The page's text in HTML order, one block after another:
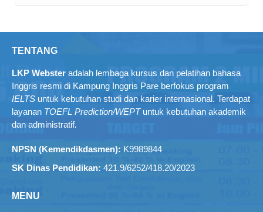
TENTANG
LKP Webster adalah lembaga kursus dan pelatihan bahasa
Inggris resmi di Kampung Inggris Pare berfokus program
IELTS untuk kebutuhan studi dan karier internasional. Terdapat
layanan TOEFL Prediction/WEPTuntuk kebutuhan akademik
dan administratif.
NPSN (Kemendikdasmen): K9989844
SK Dinas Pendidikan: 421.9/6252/418.20/2023
MENU